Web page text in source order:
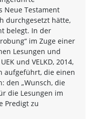
Neue Testament
durchgesetzt hätte,
belegt. In der
im Zuge einer
Lesungen und
und VELKD, 2014,
aufgeführt, die einen
den „Wunsch, die
die Lesungen im
Predigt zu